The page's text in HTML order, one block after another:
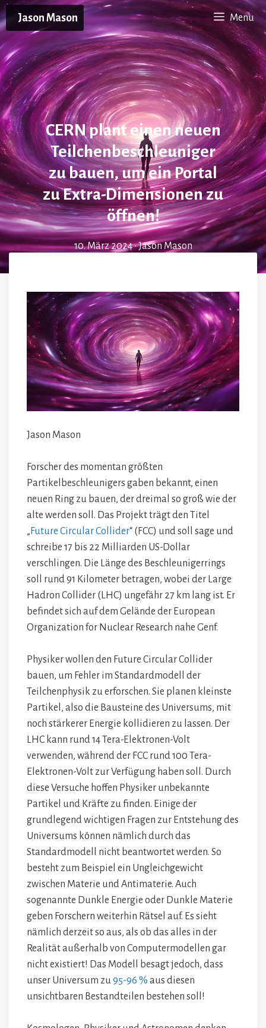
Zum
Inhalt
springen
Jason Mason Menu
CERN plant einen neuen
Teilchenbeschleuniger
zu bauen, um ein Portal
zu Extra-Dimensionen zu
öffnen!
10. März 2024•Jason Mason
Jason Mason
Forscher des momentan größten
Partikelbeschleunigers gaben bekannt, einen
neuen Ring zu bauen, der dreimal so groß wie der
alte werden soll. Das Projekt trägt den Titel
„ Future Circular Collider“ (FCC) und soll sage und
schreibe 17 bis 22 Milliarden US-Dollar
verschlingen. Die Länge des Beschleunigerrings
soll rund 91 Kilometer betragen, wobei der Large
Hadron Collider (LHC) ungefähr 27 km lang ist. Er
befindet sich auf dem Gelände der European
Organization for Nuclear Research nahe Genf.
Physiker wollen den Future Circular Collider
bauen, um Fehler im Standardmodell der
Teilchenphysik zu erforschen. Sie planen kleinste
Partikel, also die Bausteine des Universums, mit
noch stärkerer Energie kollidieren zu lassen. Der
LHC kann rund 14 Tera-Elektronen-Volt
verwenden, während der FCC rund 100 Tera-
Elektronen-Volt zur Verfügung haben soll. Durch
diese Versuche hoffen Physiker unbekannte
Partikel und Kräfte zu finden. Einige der
grundlegend wichtigen Fragen zur Entstehung des
Universums können nämlich durch das
Standardmodell nicht beantwortet werden. So
besteht zum Beispiel ein Ungleichgewicht
zwischen Materie und Antimaterie. Auch
sogenannte Dunkle Energie oder Dunkle Materie
geben Forschern weiterhin Rätsel auf. Es sieht
nämlich derzeit so aus, als ob das alles in der
Realität außerhalb von Computermodellen gar
nicht existiert! Das Modell besagt jedoch, dass
unser Universum zu95-96 % aus diesen
unsichtbaren Bestandteilen bestehen soll!